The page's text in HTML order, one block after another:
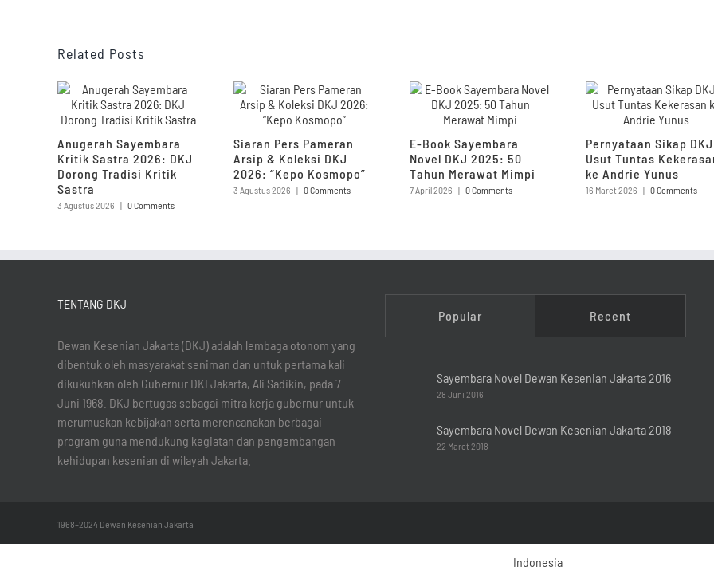
Related Posts
Anugerah Sayembara
Kritik Sastra 2026: DKJ
Dorong Tradisi Kritik
Sastra
3 Agustus 2026 | 0 Comments
Siaran Pers Pameran
Arsip & Koleksi DKJ
2026: “Kepo Kosmopo”
3 Agustus 2026 | 0 Comments
E-Book Sayembara
Novel DKJ 2025: 50
Tahun Merawat Mimpi
7 April 2026 | 0 Comments
Pernyataan Sikap
Usut Tuntas
ke Andrie Yunus
16 Maret 2026 | 0 Comments
TENTANG DKJ
Dewan Kesenian Jakarta (DKJ) adalah lembaga otonom yang
dibentuk oleh masyarakat seniman dan untuk pertama kali
dikukuhkan oleh Gubernur DKI Jakarta, Ali Sadikin, pada 7
Juni 1968. DKJ bertugas sebagai mitra kerja gubernur untuk
merumuskan kebijakan serta merencanakan berbagai
program guna mendukung kegiatan dan pengembangan
kehidupan kesenian di wilayah Jakarta.
Popular Recent
Sayembara Novel Dewan Kesenian Jakarta 2016
28 Juni 2016
Sayembara Novel Dewan Kesenian Jakarta 2018
22 Maret 2018
1968–2024 Dewan Kesenian Jakarta
Indonesia